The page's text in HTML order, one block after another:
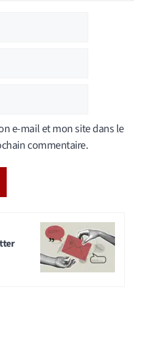
e-mail et mon site dans le
commentaire.